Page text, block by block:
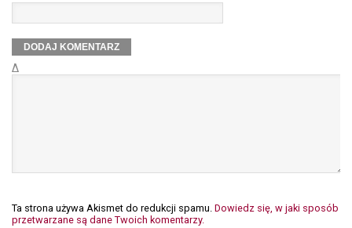
Δ
Ta strona używa Akismet do redukcji spamu. Dowiedz się, w jaki sposób
przetwarzane są dane Twoich komentarzy.